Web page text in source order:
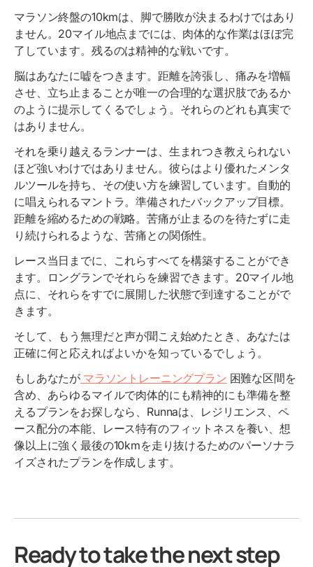
マラソン終盤の10kmは、脚で勝敗が決まるわけではあり
ません。20マイル地点までには、肉体的な作業はほぼ完
了しています。残るのは精神的な戦いです。
脳はあなたに嘘をつきます。距離を誇張し、痛みを増幅
させ、立ち止まることが唯一の合理的な選択肢であるか
のように提示してくるでしょう。それらのどれも真実で
はありません。
それを乗り越えるランナーは、生まれつき教えられない
ほど強いわけではありません。彼らはより優れたメンタ
ルツールを持ち、その使い方を練習しています。自動的
に唱えられるマントラ。準備されたバックアップ目標。
距離を縮めるための戦略。苦痛が止まるのを待たずに走
り続けられるような、苦痛との関係性。
レース当日までに、これらすべてを構築することができ
ます。ロングランでそれらを練習できます。20マイル地
点に、それらをすでに展開した状態で到達することがで
きます。
そして、もう無理だと声が聞こえ始めたとき、あなたは
正確に何と応えればよいかを知っているでしょう。
もしあなたが マラソントレーニングプラン 困難な区間を
含め、あらゆるマイルで肉体的にも精神的にも準備を整
えるプランをお探しなら、Runnaは、レジリエンス、ペ
ース配分の本能、レース特有のフィットネスを養い、想
像以上に強く最後の10kmを走り抜けるためのパーソナラ
イズされたプランを作成します。
Ready to take the next step